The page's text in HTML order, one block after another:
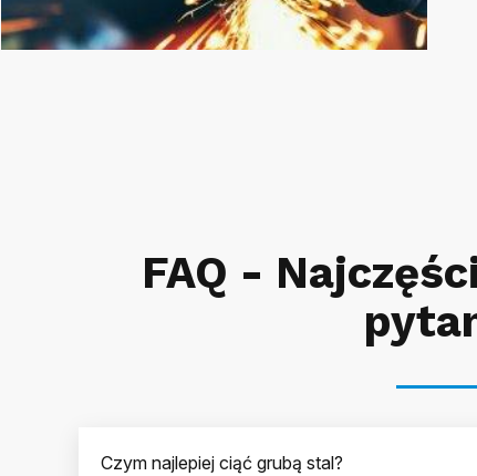
FAQ -
Czym najlepiej ciąć grubą stal?